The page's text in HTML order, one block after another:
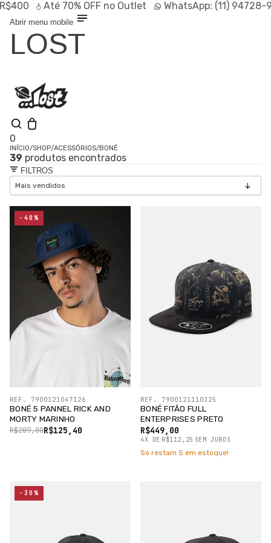
Até 70% OFFno Outlet WhatsApp:(11) 94728-9569
Abrir menu mobile
LOST
0
Shop
Lançamentos
Linhas
Especiais
Outlet SALE
INÍCIO/SHOP/ACESSÓRIOS/BONÉ
39 produtos encontrados
FILTROS
BONÉ 5 PANNEL RICK AND
MORTY MARINHO
R$125,40
R$209,00
REF. 7900121047126
-40%
BONÉ FITÃO FULL
ENTERPRISES PRETO
R$449,00
4X DE R$112,25 SEM JUROS
REF. 7900121110325
Só restam 5 em estoque!
-30%